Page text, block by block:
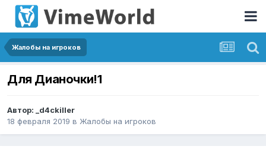
Жалобы на игроков
Для Дианочки!1
Автор: _d4ckiller
18 февраля 2019 в Жалобы на игроков